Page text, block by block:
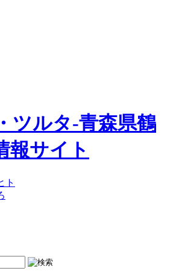
ツルタ-青森県鶴
報サイト
ト